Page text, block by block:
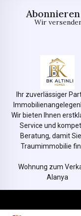
Wir
Ihr zuverlässiger
Wir bieten Ihnen
Service und
Beratung, damit
Traumimmobilie
Wohnung zum
Alanya
© All rights